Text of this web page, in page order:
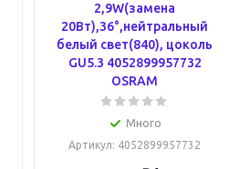
2,9W(замена
20Вт),36°,нейтральный
белый свет(840), цоколь
GU5.3 4052899957732
OSRAM
Много
Артикул: 4052899957732